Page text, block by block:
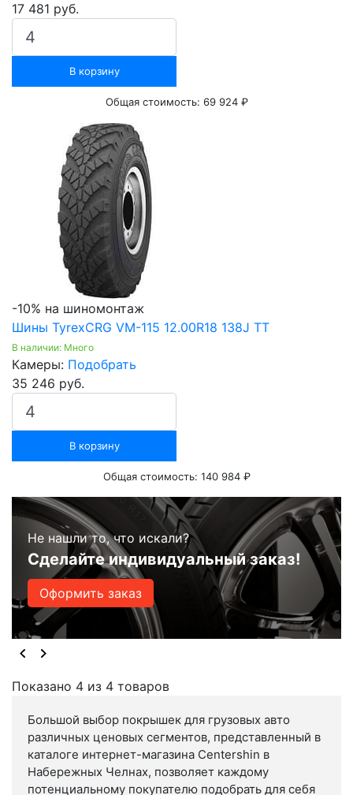
17 481 руб.
В корзину
Общая стоимость: 69 924 ₽
-10% на шиномонтаж
Шины TyrexCRG VM-115 12.00R18 138J TT
В наличии: Много
Камеры: Подобрать
35 246 руб.
В корзину
Общая стоимость: 140 984 ₽
Не нашли то, что искали?
Сделайте индивидуальный заказ!
Оформить заказ
Показано 4 из 4 товаров
Большой выбор покрышек для грузовых авто
различных ценовых сегментов, представленный в
каталоге интернет-магазина Centershin в
Набережных Челнах, позволяет каждому
потенциальному покупателю подобрать для себя